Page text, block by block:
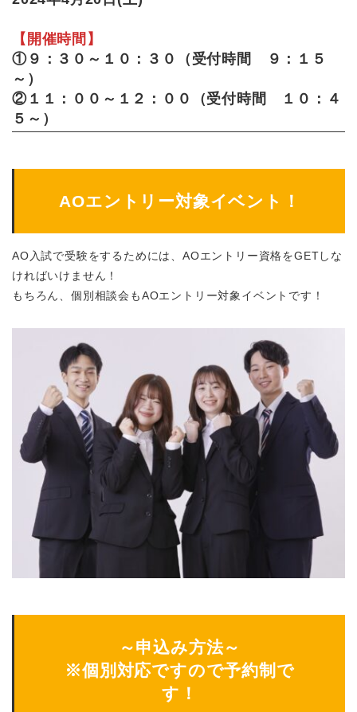
【開催時間】
①９：３０～１０：３０（受付時間 ９：１５
～）
②１１：００～１２：００（受付時間 １０：４
５～）
AOエントリー対象イベント！
AO入試で受験をするためには、AOエントリー資格をGETしな
ければいけません！
もちろん、個別相談会もAOエントリー対象イベントです！
～申込み方法～
※個別対応ですので予約制で
す！